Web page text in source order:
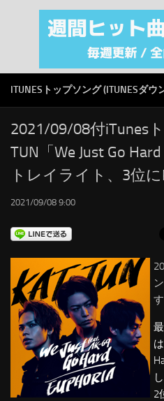
注目カテゴリ
オリジナルiTunes週間トップ
RSS
LINKS
ITUNESトップソング (ITUNESダ
2021/09/08付iTunes
TUN「We Just Go
トレイライト、3位に
2021/09/08 9:00
す
2